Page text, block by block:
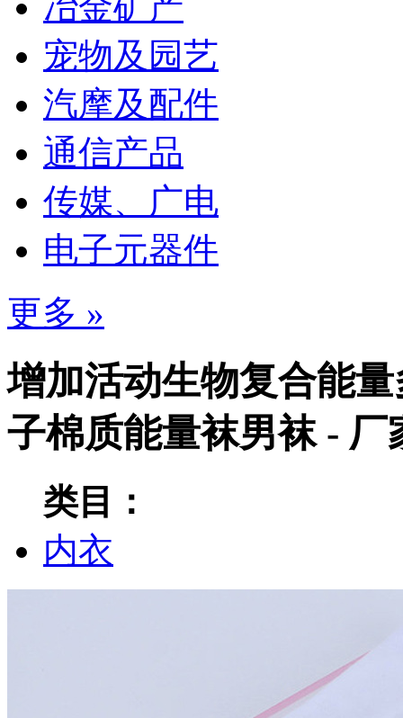
宠物及园艺
汽摩及配件
通信产品
传媒、广电
电子元器件
更多 »
增加活动生物复合能
子棉质能量袜男袜 - 厂
类目：
内衣